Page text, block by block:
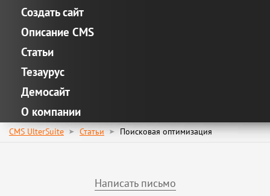
Создать сайт
Описание CMS
Статьи
Тезаурус
Демосайт
О компании
CMS UlterSuite Статьи Поисковая оптимизация
Написать письмо